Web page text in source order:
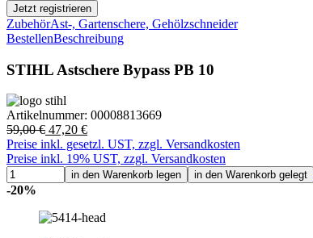
Jetzt registrieren
ZubehörAst-, Gartenschere, Gehölzschneider
BestellenBeschreibung
STIHL Astschere Bypass PB 10
Artikelnummer: 00008813669
59,00 € 47,20 €
Preise inkl. gesetzl. UST, zzgl. Versandkosten
Preise inkl. 19% UST, zzgl. Versandkosten
in den Warenkorb legen in den Warenkorb gelegt
-20%